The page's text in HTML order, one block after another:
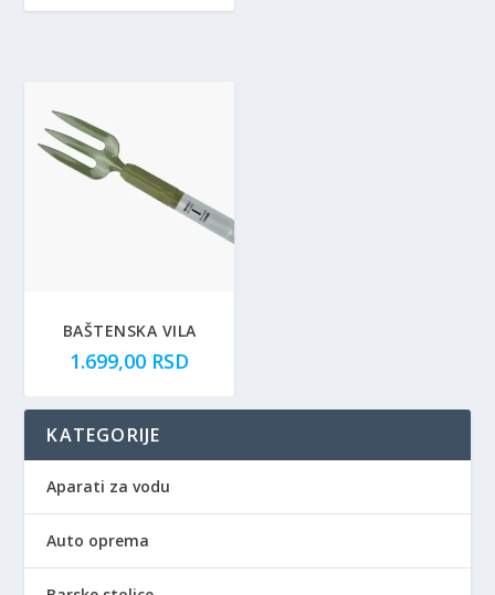
BAŠTENSKA VILA
1.699,00 RSD
KATEGORIJE
Aparati za vodu
Auto oprema